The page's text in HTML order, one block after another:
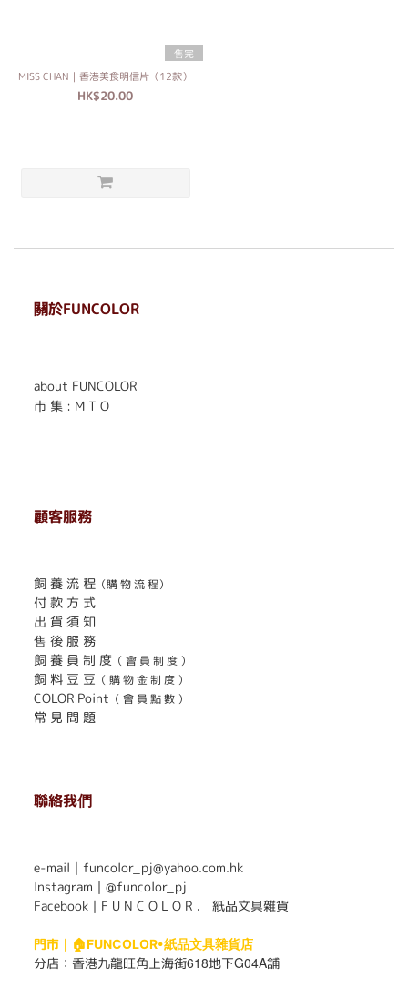
售完
MISS CHAN｜香港美食明信片（12款）
HK$20.00
關於FUNCOLOR
about FUNCOLOR
市 集 : M T O
顧客服務
飼 養 流 程 （購 物 流 程）
付 款 方 式
出 貨 須 知
售 後 服 務
飼 養 員 制 度 （ 會 員 制 度 ）
飼 料 豆 豆 （ 購 物 金 制 度 ）
COLOR Point （ 會 員 點 數 ）
常 見 問 題
聯絡我們
e-mail｜funcolor_pj@yahoo.com.hk
Instagram｜ @funcolor_pj
Facebook｜ F U N C O L O R ． 紙品文具雜貨
門市｜ 🏠FUNCOLOR•紙品文具雜貨店
分店： 香港九龍旺角上海街618地下G04A舖